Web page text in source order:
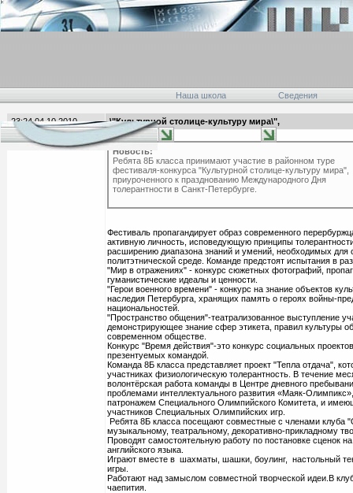
Наша школа Сведения
23:24 04.10.2010
\"Культурной столице-культуру мира\",
Новость:
Ребята 8Б класса принимают участие в районном туре
фестиваля-конкурса "Культурной столице-культуру мира",
приуроченного к празднованию Международного Дня
толерантности в Санкт-Петербурге.
Фестиваль пропагандирует образ современного
активную личность, исповедующую принципы
расширению диапазона знаний и умений, необходимых для
политэтнической среде. Команде предстоят испытания в
"Мир в отражениях" - конкурс сюжетных фотографий,
гуманистические идеалы и ценности.
"Герои военного времени" - конкурс на знание объектов
наследия Петербурга, хранящих память о героях войны-
национальностей.
"Пространство общения"-театрализованное выступление
демонстрирующее знание сфер этикета, правил культуры
современном обществе.
Конкурс "Время действия"-это конкурс социальных
презентуемых командой.
Команда 8Б класса представляет проект "Тепла отдача",
участниках физиологическую толерантность. В течение
волонтёрская работа команды в Центре дневного
проблемами интеллектуального развития «Маяк-
патронажем Специального Олимпийского Комитета, и
участников Специальных Олимпийских игр.
Ребята 8Б класса посещают совместные с членами клуба
музыкальному, театральному, декоративно-прикладному
Проводят самостоятельную работу по постановке сценок на
английского языка.
Играют вместе в шахматы, шашки, боулинг, настольный
игры.
Работают над замыслом совместной творческой идеи.В
чаепития.